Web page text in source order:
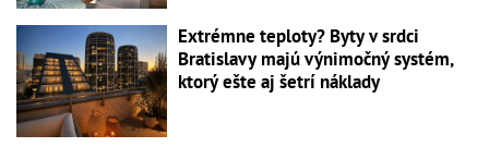
Extrémne teploty? Byty v srdci
Bratislavy majú výnimočný systém,
ktorý ešte aj šetrí náklady